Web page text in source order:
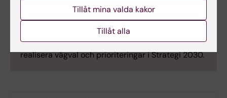
verksamhetsstöd är att skapa ett sammanhållet,
behovsanpassat och optimerat verksamhetsstöd
för KI:s forskare, lärare, studenter och
ledarfunktioner. Uppdraget är ett steg i att
realisera vägval och prioriteringar i Strategi 2030.
Tillåt mina valda kakor
Tillåt alla